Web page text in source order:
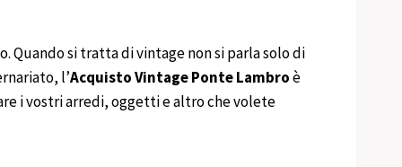
Quando si tratta di vintage non si parla solo di
l’Acquisto VintagePonte Lambroè
i vostri arredi, oggetti e altro che volete